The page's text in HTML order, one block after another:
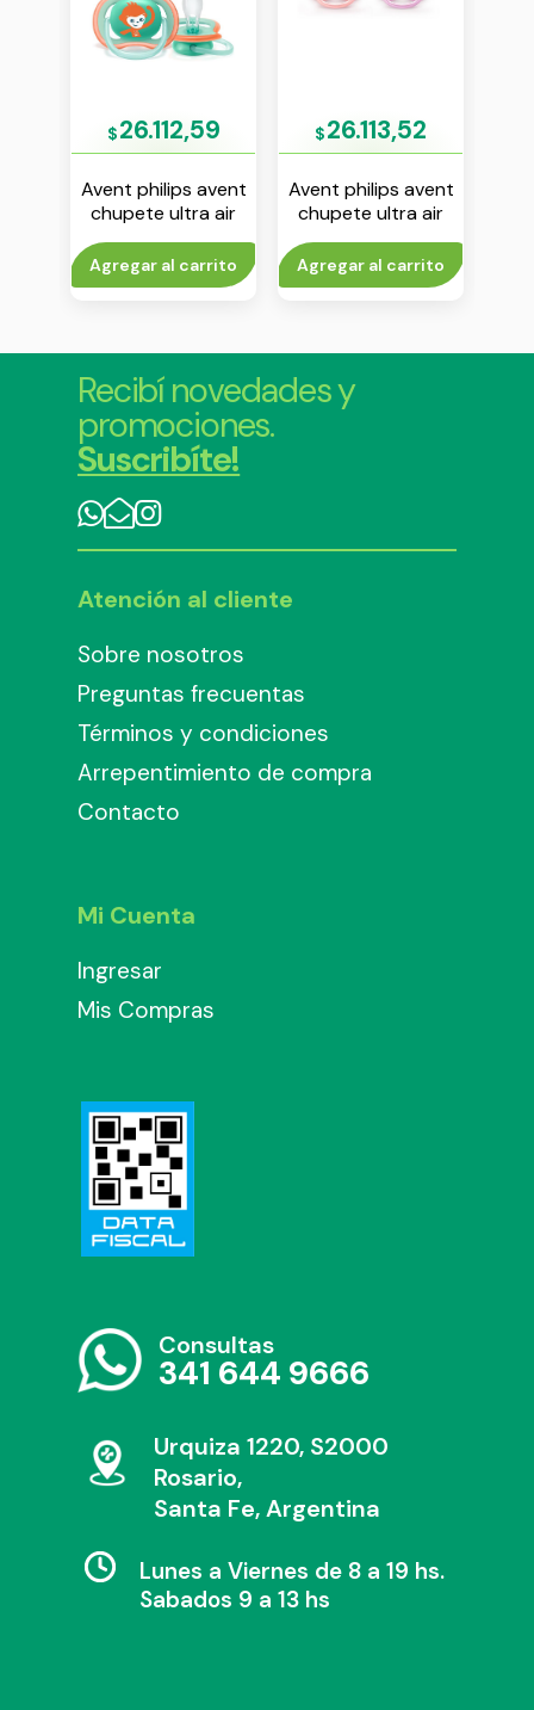
$26.112,59
Avent philips avent
chupete ultra air
deco 18m+ unisex
env x 2
Agregar al carrito
$26.113,52
Avent philips avent
chupete ultra air
unicornio 6-18 m
nena env x 2
Agregar al carrito
Recibí novedades y
promociones.
Suscribíte!
Atención al cliente
Sobre nosotros
Preguntas frecuentas
Términos y condiciones
Arrepentimiento de compra
Contacto
Mi Cuenta
Ingresar
Mis Compras
Consultas
341 644 9666
Urquiza 1220, S2000
Rosario,
Santa Fe, Argentina
Lunes a Viernes de 8 a 19 hs.
Sabados 9 a 13 hs